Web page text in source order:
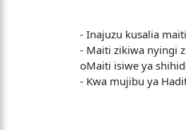
- Inajuzu kusalia
- Maiti zikiwa nyingi
oMaiti isiwe ya
- Kwa mujibu ya